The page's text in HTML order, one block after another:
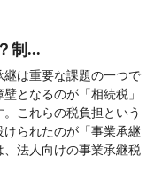
制...
は重要な課題の一つで
となるのが「相続税」
これらの税負担という
られたのが「事業承継
法人向けの事業承継税